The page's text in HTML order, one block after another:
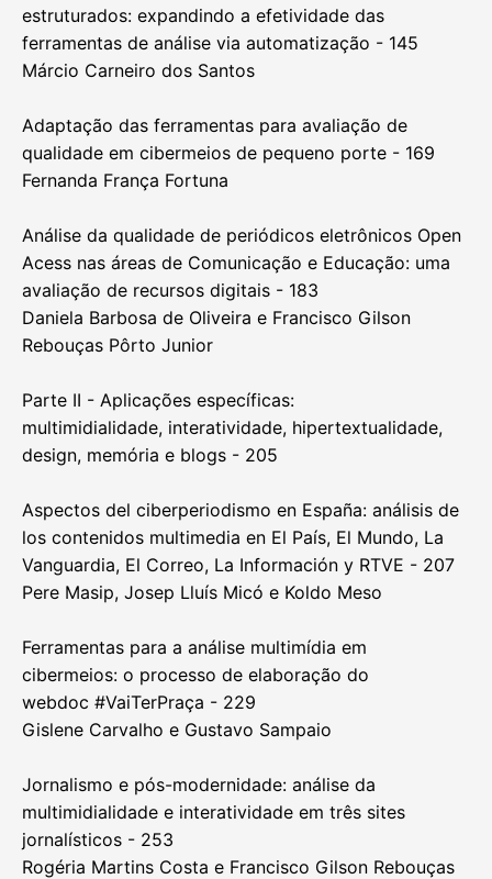
estruturados: expandindo a efetividade das
ferramentas de análise via automatização - 145
Márcio Carneiro dos Santos
Adaptação das ferramentas para avaliação de
qualidade em cibermeios de pequeno porte - 169
Fernanda França Fortuna
Análise da qualidade de periódicos eletrônicos Open
Acess nas áreas de Comunicação e Educação: uma
avaliação de recursos digitais - 183
Daniela Barbosa de Oliveira e Francisco Gilson
Rebouças Pôrto Junior
Parte II - Aplicações específicas:
multimidialidade, interatividade, hipertextualidade,
design, memória e blogs - 205
Aspectos del ciberperiodismo en España: análisis de
los contenidos multimedia en El País, El Mundo, La
Vanguardia, El Correo, La Información y RTVE - 207
Pere Masip, Josep Lluís Micó e Koldo Meso
Ferramentas para a análise multimídia em
cibermeios: o processo de elaboração do
webdoc #VaiTerPraça - 229
Gislene Carvalho e Gustavo Sampaio
Jornalismo e pós-modernidade: análise da
multimidialidade e interatividade em três sites
jornalísticos - 253
Rogéria Martins Costa e Francisco Gilson Rebouças